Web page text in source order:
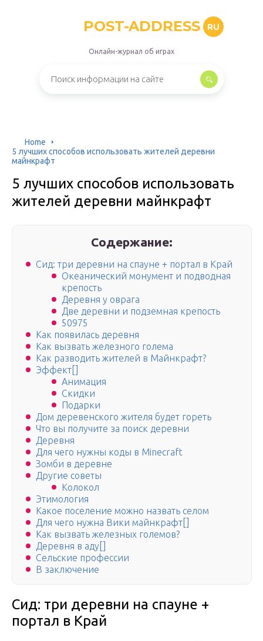
POST-ADDRESS RU
Онлайн-журнал об играх
Home
5 лучших способов использовать жителей деревни
майнкрафт
5 лучших способов использовать
жителей деревни майнкрафт
Содержание:
Сид: три деревни на спауне + портал в Край
Океанический монумент и подводная
крепость
Деревня у оврага
Две деревни и подземная крепость
50975
Как появилась деревня
Как вызвать железного голема
Как разводить жителей в Майнкрафт?
Эффект[]
Анимация
Скидки
Подарки
Дом деревенского жителя будет гореть
Что вы получите за поиск деревни
Деревня
Для чего нужны коды в Minecraft
Зомби в деревне
Другие советы
Колокол
Этимология
Какое поселение можно назвать селом
Для чего нужна Вики майнкрафт[]
Как вызвать железных големов?
Деревня в аду[]
Сельские профессии
В заключение
Сид: три деревни на спауне +
портал в Край